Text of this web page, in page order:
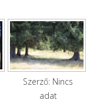
Szerző: Nincs
adat